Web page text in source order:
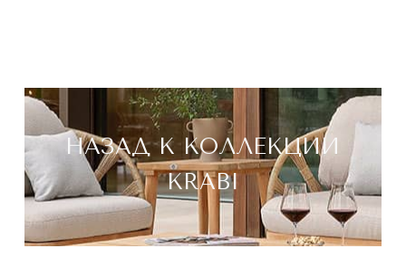
НАЗАД К КОЛЛЕКЦИИ
KRABI